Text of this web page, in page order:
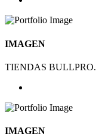
IMAGEN
TIENDAS BULLPRO.
IMAGEN